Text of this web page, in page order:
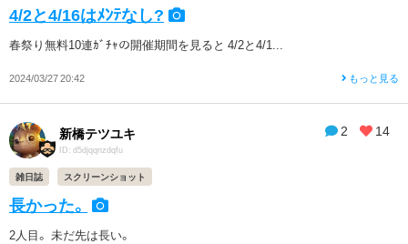
4/2と4/16はﾒﾝﾃなし?
春祭り無料10連ｶﾞﾁｬの開催期間を見ると 4/2と4/1...
2024/03/27 20:42 もっと見る
2 14
新橋テツユキ
ID: d5djqqnzdqfu
雑日誌 スクリーンショット
長かった。
2人目。 未だ先は長い。